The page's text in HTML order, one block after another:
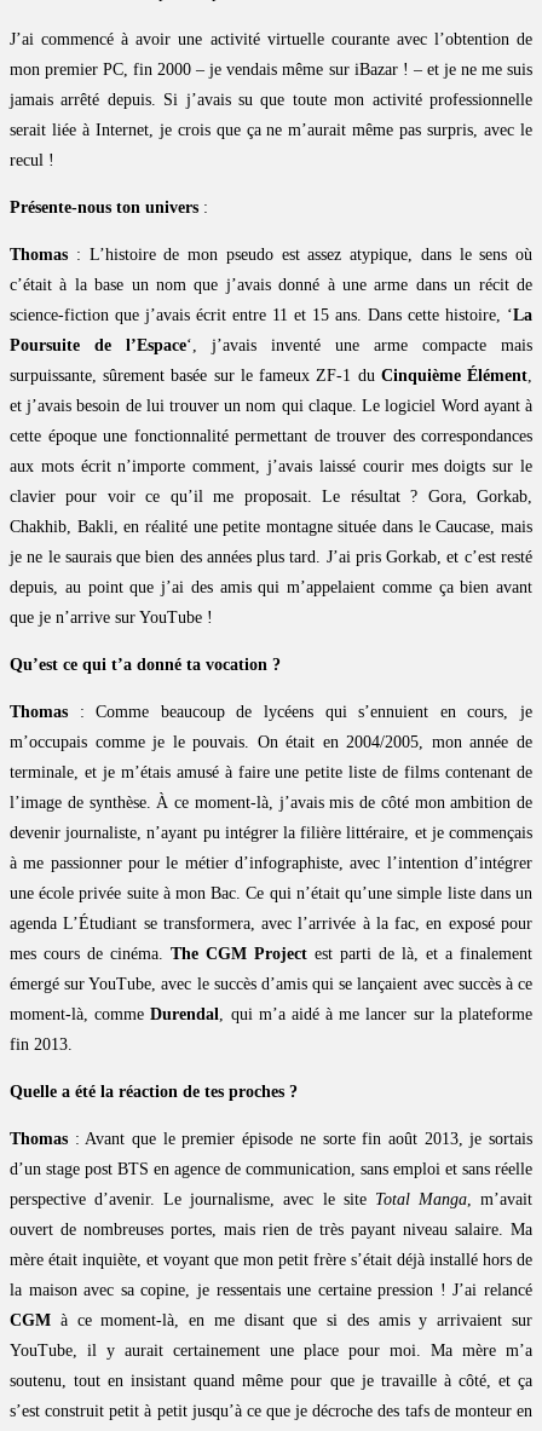
J’ai commencé à avoir une activité virtuelle courante avec l’obtention de
mon premier PC, fin 2000 – je vendais même sur iBazar ! – et je ne me suis
jamais arrêté depuis. Si j’avais su que toute mon activité professionnelle
serait liée à Internet, je crois que ça ne m’aurait même pas surpris, avec le
recul !
Présente-nous ton univers :
Thomas : L’histoire de mon pseudo est assez atypique, dans le sens où
c’était à la base un nom que j’avais donné à une arme dans un récit de
science-fiction que j’avais écrit entre 11 et 15 ans. Dans cette histoire, ‘La
Poursuite de l’Espace‘, j’avais inventé une arme compacte mais
surpuissante, sûrement basée sur le fameux ZF-1 du Cinquième Élément,
et j’avais besoin de lui trouver un nom qui claque. Le logiciel Word ayant à
cette époque une fonctionnalité permettant de trouver des correspondances
aux mots écrit n’importe comment, j’avais laissé courir mes doigts sur le
clavier pour voir ce qu’il me proposait. Le résultat ? Gora, Gorkab,
Chakhib, Bakli, en réalité une petite montagne située dans le Caucase, mais
je ne le saurais que bien des années plus tard. J’ai pris Gorkab, et c’est resté
depuis, au point que j’ai des amis qui m’appelaient comme ça bien avant
que je n’arrive sur YouTube !
Qu’est ce qui t’a donné ta vocation ?
Thomas : Comme beaucoup de lycéens qui s’ennuient en cours, je
m’occupais comme je le pouvais. On était en 2004/2005, mon année de
terminale, et je m’étais amusé à faire une petite liste de films contenant de
l’image de synthèse. À ce moment-là, j’avais mis de côté mon ambition de
devenir journaliste, n’ayant pu intégrer la filière littéraire, et je commençais
à me passionner pour le métier d’infographiste, avec l’intention d’intégrer
une école privée suite à mon Bac. Ce qui n’était qu’une simple liste dans un
agenda L’Étudiant se transformera, avec l’arrivée à la fac, en exposé pour
mes cours de cinéma. The CGM Project est parti de là, et a finalement
émergé sur YouTube, avec le succès d’amis qui se lançaient avec succès à ce
moment-là, commeDurendal, qui m’a aidé à me lancer sur la plateforme
fin 2013.
Quelle a été la réaction de tes proches ?
Thomas : Avant que le premier épisode ne sorte fin août 2013, je sortais
d’un stage post BTS en agence de communication, sans emploi et sans réelle
perspective d’avenir. Le journalisme, avec le site Total Manga, m’avait
ouvert de nombreuses portes, mais rien de très payant niveau salaire. Ma
mère était inquiète, et voyant que mon petit frère s’était déjà installé hors de
la maison avec sa copine, je ressentais une certaine pression ! J’ai relancé
CGM à ce moment-là, en me disant que si des amis y arrivaient sur
YouTube, il y aurait certainement une place pour moi. Ma mère m’a
soutenu, tout en insistant quand même pour que je travaille à côté, et ça
s’est construit petit à petit jusqu’à ce que je décroche des tafs de monteur en